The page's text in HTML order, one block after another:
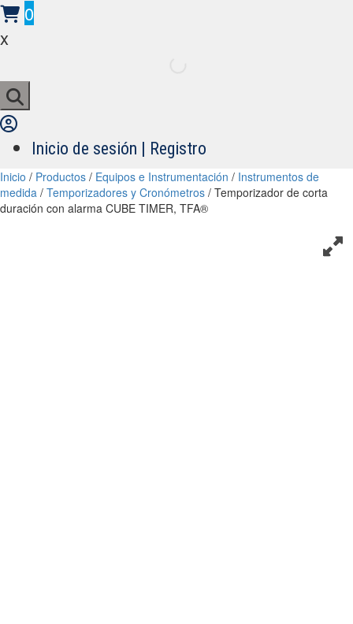
0
x
Inicio de sesión | Registro
Inicio / Productos / Equipos e Instrumentación / Instrumentos de
medida / Temporizadores y Cronómetros / Temporizador de corta
duración con alarma CUBE TIMER, TFA®